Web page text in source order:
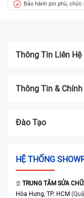
Bảo hành pin phù, chức
tháng
Thông Tin Liên Hệ
Thông Tin &
Đào Tạo
HỆ THỐNG
TRUNG TÂM SỬA
Hòa Hưng, TP. HCM